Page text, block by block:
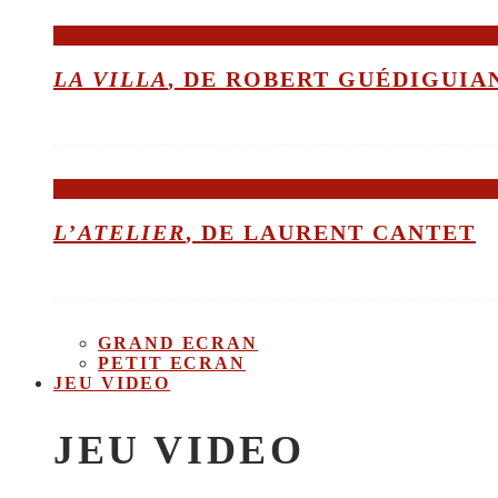
LA VILLA, DE ROBERT
L’ATELIER, DE LAURENT CANTET
GRAND ECRAN
PETIT ECRAN
JEU VIDEO
JEU VIDEO